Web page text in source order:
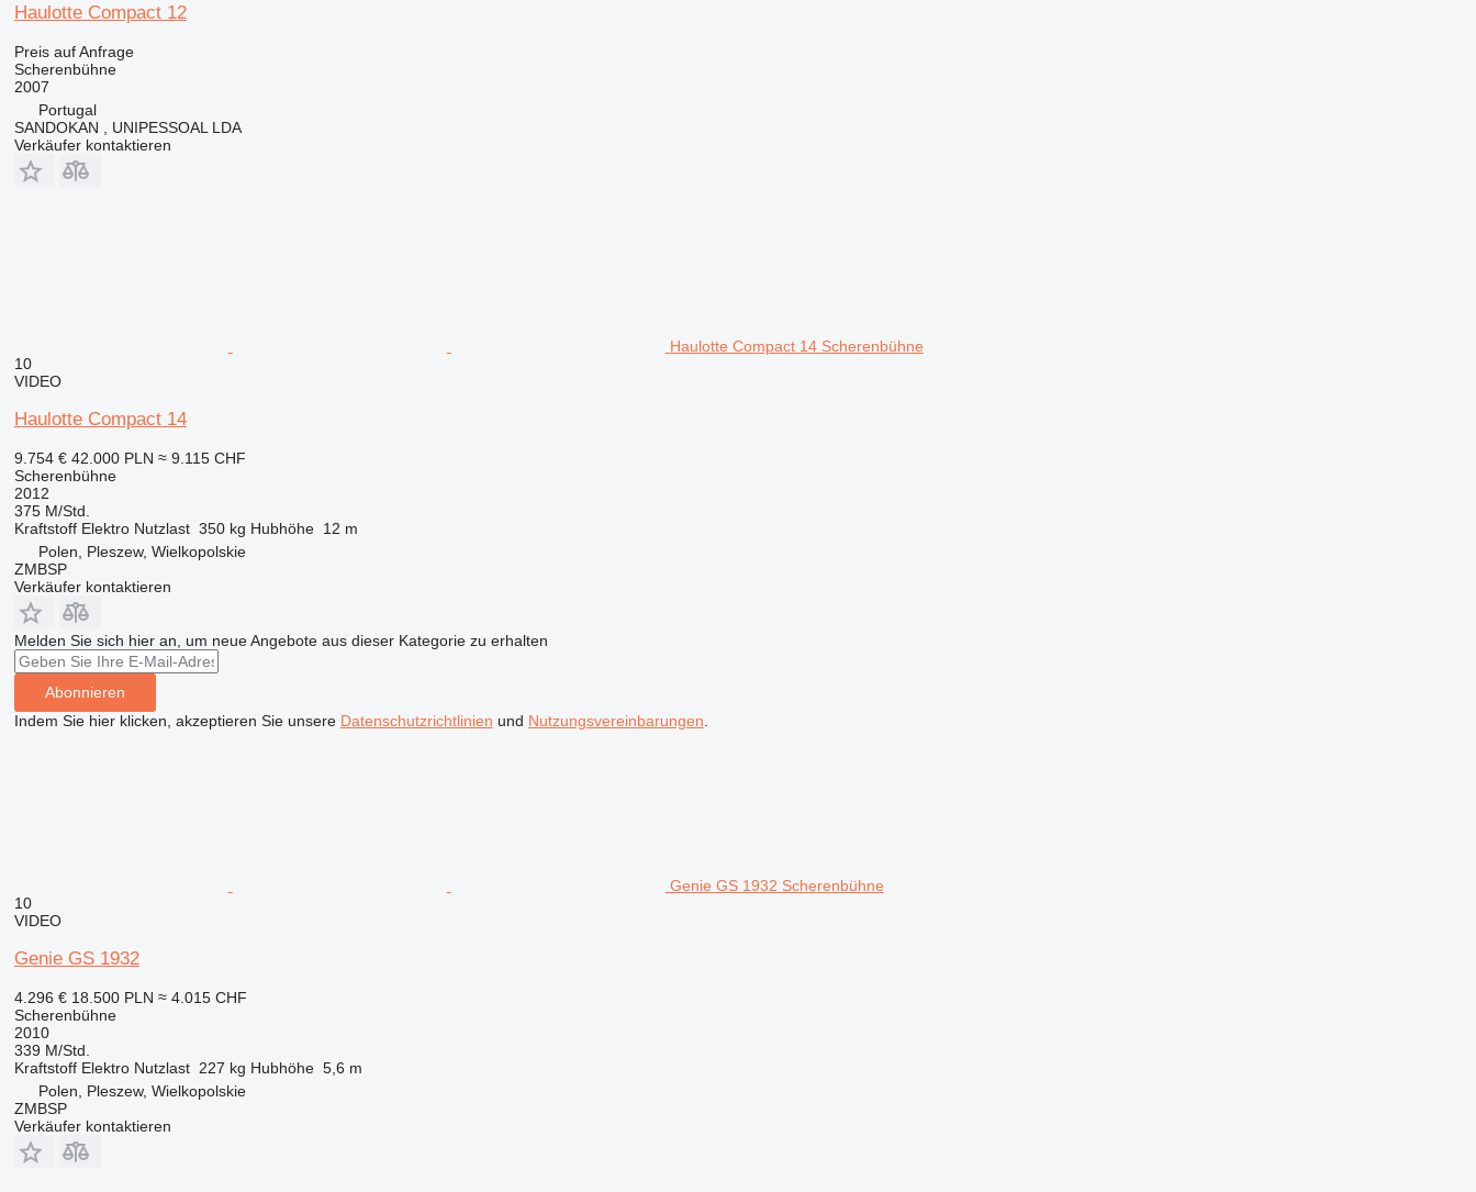
Haulotte Compact 12
Preis auf Anfrage
Scherenbühne
2007
Portugal
SANDOKAN , UNIPESSOAL LDA
Verkäufer kontaktieren
Haulotte Compact 14 Scherenbühne
10
VIDEO
Haulotte Compact 14
9.754 € 42.000 PLN ≈ 9.115 CHF
Scherenbühne
2012
375 M/Std.
Kraftstoff Elektro Nutzlast 350 kg Hubhöhe 12 m
Polen, Pleszew, Wielkopolskie
ZMBSP
Verkäufer kontaktieren
Melden Sie sich hier an, um neue Angebote aus dieser Kategorie zu erhalten
Abonnieren
Indem Sie hier klicken, akzeptieren Sie unsere Datenschutzrichtlinien und Nutzungsvereinbarungen
Genie GS 1932 Scherenbühne
10
VIDEO
Genie GS 1932
4.296 € 18.500 PLN ≈ 4.015 CHF
Scherenbühne
2010
339 M/Std.
Kraftstoff Elektro Nutzlast 227 kg Hubhöhe 5,6 m
Polen, Pleszew, Wielkopolskie
ZMBSP
Verkäufer kontaktieren